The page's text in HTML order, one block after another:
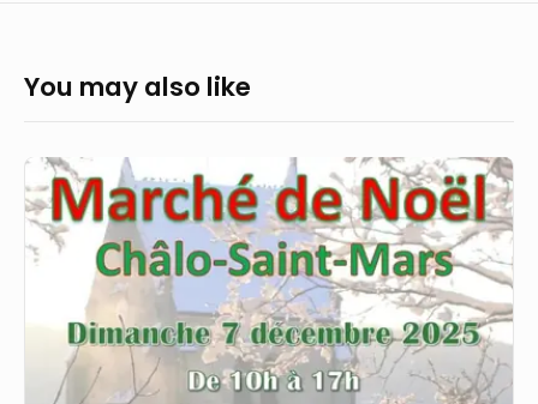
You may also like
Essonne
(91)
lundi